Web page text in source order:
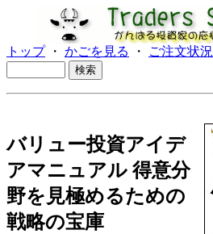
トップ・ かごを見る ・ ご注文状況
バリュー投資アイデ
アマニュアル 得意分
野を見極めるための
戦略の宝庫